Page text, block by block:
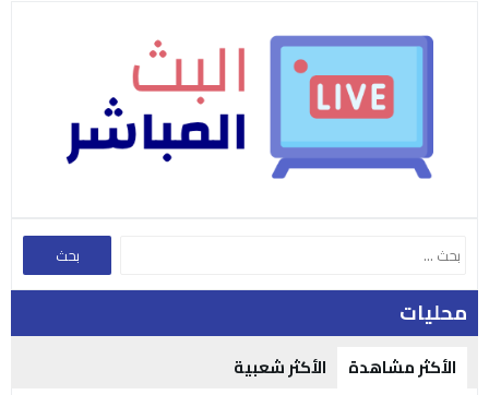
محليات
الأكثر مشاهدة الأكثر شعبية